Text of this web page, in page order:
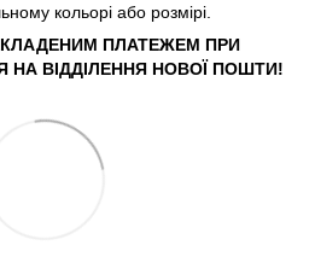
кольорі або розмірі.
ПЛАТЕЖЕМ ПРИ
НА ВІДДІЛЕННЯ НОВОЇ ПОШТИ!